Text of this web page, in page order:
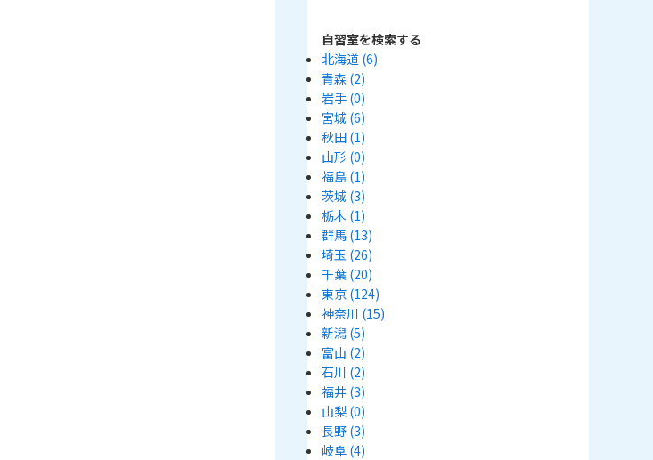
自習室を検索する
北海道 (6)
青森 (2)
岩手 (0)
宮城 (6)
秋田 (1)
山形 (0)
福島 (1)
茨城 (3)
栃木 (1)
群馬 (13)
埼玉 (26)
千葉 (20)
東京 (124)
神奈川 (15)
新潟 (5)
富山 (2)
石川 (2)
福井 (3)
山梨 (0)
長野 (3)
岐阜 (4)